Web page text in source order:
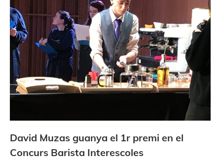
David Muzas guanya el 1r premi en el
Concurs Barista Interescoles